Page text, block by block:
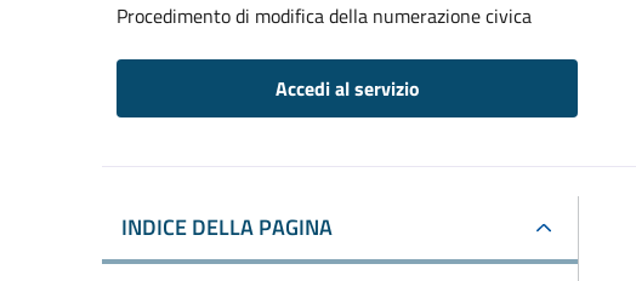
Procedimento di modifica della numerazione civica
Accedi al servizio
INDICE DELLA PAGINA